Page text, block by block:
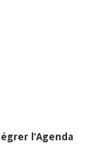
l’Agenda